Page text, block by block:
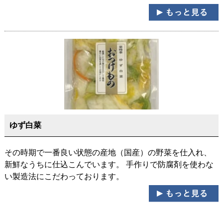
ゆず白菜
その時期で一番良い状態の産地（国産）の野菜を仕入れ、
新鮮なうちに仕込こんでいます。 手作りで防腐剤を使わな
い製造法にこだわっております。